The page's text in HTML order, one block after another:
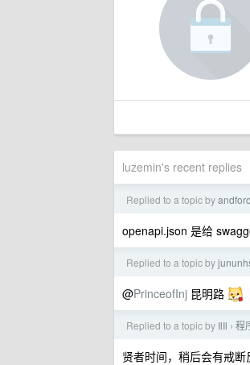
luzemin's recent replies
Replied to a topic by
openapi.json 是给
Replied to a topic by
@PrinceofInj 昆明路
Replied to a topic by IlIl › 程
贤者时间，稍后会有戒断